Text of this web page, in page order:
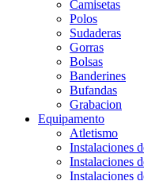
Camisetas
Polos
Sudaderas
Gorras
Bolsas
Banderines
Bufandas
Grabacion
Equipamento
Atletismo
Instalaciones
Instalaciones
Instalaciones